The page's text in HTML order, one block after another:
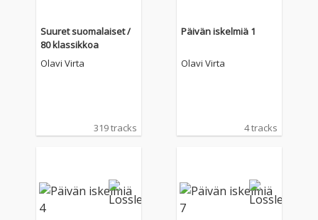
Suuret suomalaiset /
80 klassikkoa
Olavi Virta
319 tracks
Päivän iskelmiä 1
Olavi Virta
4 tracks